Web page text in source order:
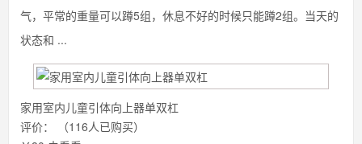
气，平常的重量可以蹲5组，休息不好的时候只能蹲2组。当天的
状态和 ...
家用室内儿童引体向上器单双杠
评价：
（116人已购买）